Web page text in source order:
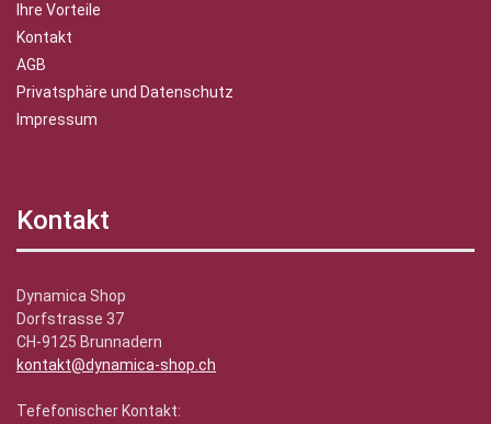
Ihre Vorteile
Kontakt
AGB
Privatsphäre und Datenschutz
Impressum
Kontakt
Dynamica Shop
Dorfstrasse 37
CH-9125 Brunnadern
kontakt@dynamica-shop.ch
Tefefonischer Kontakt: